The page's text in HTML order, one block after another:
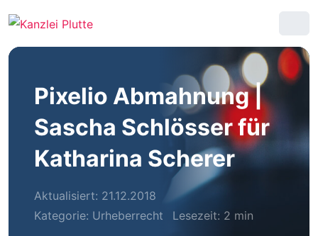
Pixelio Abmahnung |
Sascha Schlösser für
Katharina Scherer
Aktualisiert: 21.12.2018
Kategorie: Urheberrecht Lesezeit: 2 min